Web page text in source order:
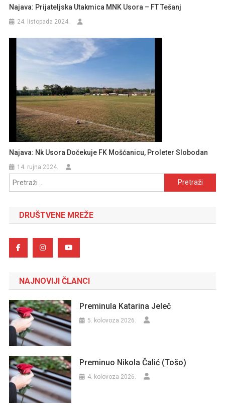
Najava: Prijateljska Utakmica MNK Usora – FT Tešanj
24. listopada 2024.
Najava: Nk Usora Dočekuje FK Mošćanicu, Proleter Slobodan
14. rujna 2024.
Pretraži:
DRUŠTVENE MREŽE
NAJNOVIJI ČLANCI
Preminula Katarina Jeleč
5. kolovoza 2026.
Preminuo Nikola Čalić (Tošo)
4. kolovoza 2026.